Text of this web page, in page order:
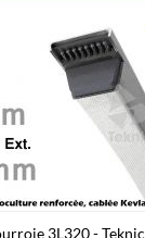
3L320 - Teknic